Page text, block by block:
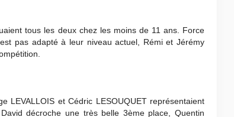
tous les deux chez les moins de 11 ans. Force
pas adapté à leur niveau actuel, Rémi et Jérémy
LEVALLOIS et Cédric LESOUQUET représentaient
décroche une très belle 3ème place, Quentin